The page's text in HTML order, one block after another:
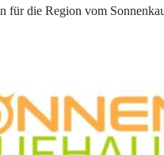
für die Region vom